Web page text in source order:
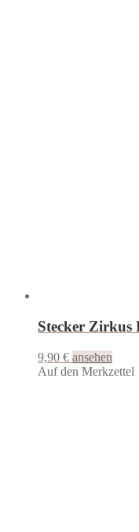
Stecker Zirkus
9,90 € ansehen
Auf den Merkzettel